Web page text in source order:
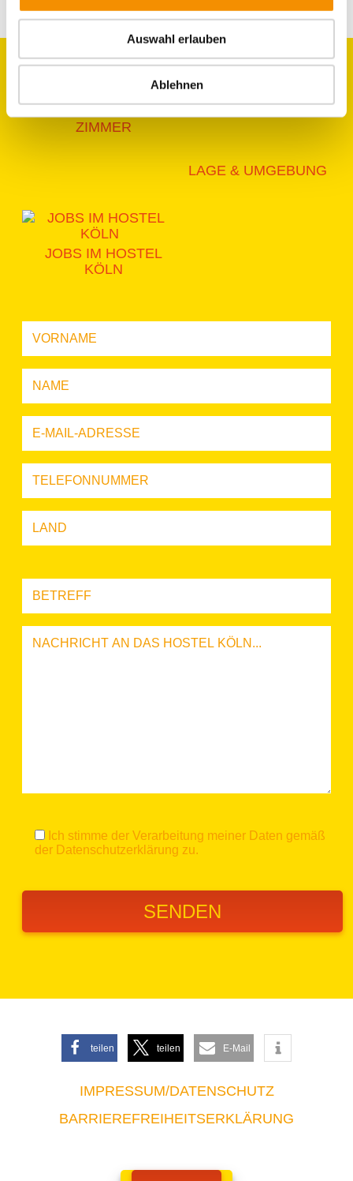
Auswahl erlauben
Ablehnen
ZIMMER
GRUPPEN
LAGE & UMGEBUNG
JOBS IM HOSTEL
KÖLN
Ich stimme der Verarbeitung meiner Daten gemäß
der Datenschutzerklärung zu.
teilen teilen E-Mail
IMPRESSUM/DATENSCHUTZ
BARRIEREFREIHEITSERKLÄRUNG